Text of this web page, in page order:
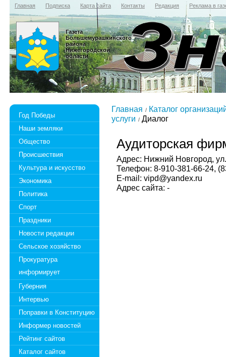
Главная Подписка Карта сайта Контакты Редакция Реклама в
Газета
Большемурашкинского
района
Нижегородской
области
Год Победы
Наши земляки
Общество
Происшествия
Культура и искусство
Экономика
Политика
Спорт
Праздники
Новости редакции
Сельское хозяйство
Прокуратура
информирует
Губерния
Интервью
Поправки в Конституцию
Информер новостей
Рейтинг сайтов
Каталог сайтов
Главная
Каталог
услуги
Диалог
Аудиторская
Адрес: Нижний Новгород,
Телефон: 8-910-381-66-24,
E-mail: vipd@yandex.ru
Адрес сайта: -